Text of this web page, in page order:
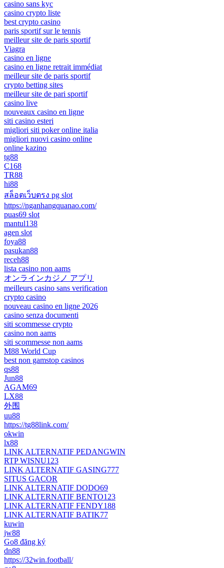
casino sans kyc
casino crypto liste
best crypto casino
paris sportif sur le tennis
meilleur site de paris sportif
Viagra
casino en ligne
casino en ligne retrait immédiat
meilleur site de paris sportif
crypto betting sites
meilleur site de pari sportif
casino live
nouveaux casino en ligne
siti casino esteri
migliori siti poker online italia
migliori nuovi casino online
online kazino
tg88
C168
TR88
hi88
สล็อตเว็บตรง pg slot
https://nganhangquanao.com/
puas69 slot
mantul138
agen slot
foya88
pasukan88
receh88
lista casino non aams
オンラインカジノ アプリ
meilleurs casino sans verification
crypto casino
nouveau casino en ligne 2026
casino senza documenti
siti scommesse crypto
casino non aams
siti scommesse non aams
M88 World Cup
best non gamstop casinos
qs88
Jun88
AGAM69
LX88
外围
uu88
https://tg88link.com/
okwin
lx88
LINK ALTERNATIF PEDANGWIN
RTP WISNU123
LINK ALTERNATIF GASING777
SITUS GACOR
LINK ALTERNATIF DODO69
LINK ALTERNATIF BENTO123
LINK ALTERNATIF FENDY188
LINK ALTERNATIF BATIK77
kuwin
jw88
Go8 đăng ký
dn88
https://32win.football/